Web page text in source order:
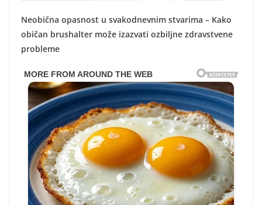
Neobična opasnost u svakodnevnim stvarima – Kako
običan brushalter može izazvati ozbiljne zdravstvene
probleme